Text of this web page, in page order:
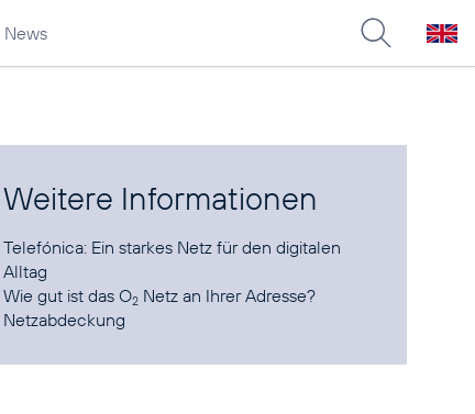
News
Weitere Informationen
Telefónica: Ein starkes Netz für den digitalen
Alltag
Wie gut ist das O2 Netz an Ihrer Adresse?
Netzabdeckung